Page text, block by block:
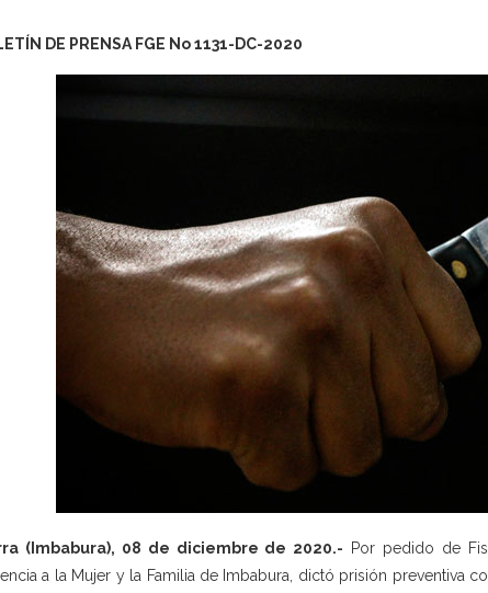
DE PRENSA FGE No 1131-DC-2020
(Imbabura), 08 de diciembre de 2020.- Por pedido de
a la Mujer y la Familia de Imbabura, dictó prisión preventiva